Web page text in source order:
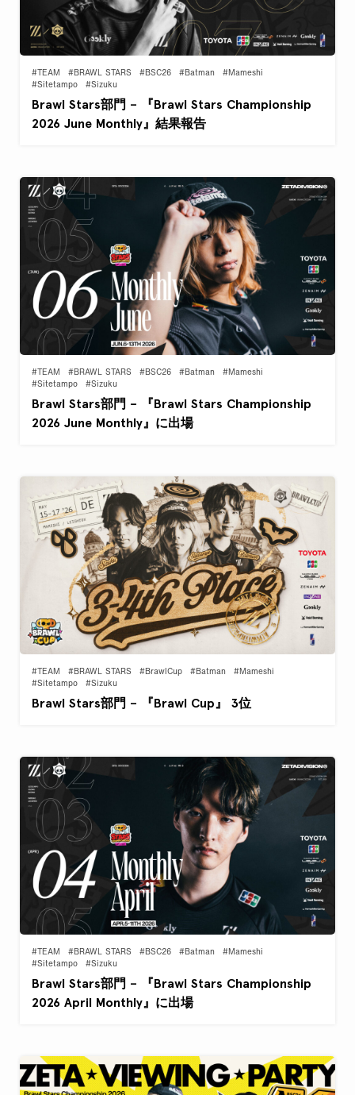
#TEAM #BRAWL STARS #BSC26 #Batman
#Mameshi
#Sitetampo
#Sizuku
Brawl Stars部門 – 『Brawl Stars Championship
2026 June Monthly』結果報告
#TEAM #BRAWL STARS #BSC26 #Batman
#Mameshi
#Sitetampo
#Sizuku
Brawl Stars部門 – 『Brawl Stars Championship
2026 June Monthly』に出場
#TEAM #BRAWL STARS #BrawlCup #Batman
#Mameshi
#Sitetampo
#Sizuku
Brawl Stars部門 – 『Brawl Cup』 3位
#TEAM #BRAWL STARS #BSC26 #Batman
#Mameshi
#Sitetampo
#Sizuku
Brawl Stars部門 – 『Brawl Stars Championship
2026 April Monthly』に出場